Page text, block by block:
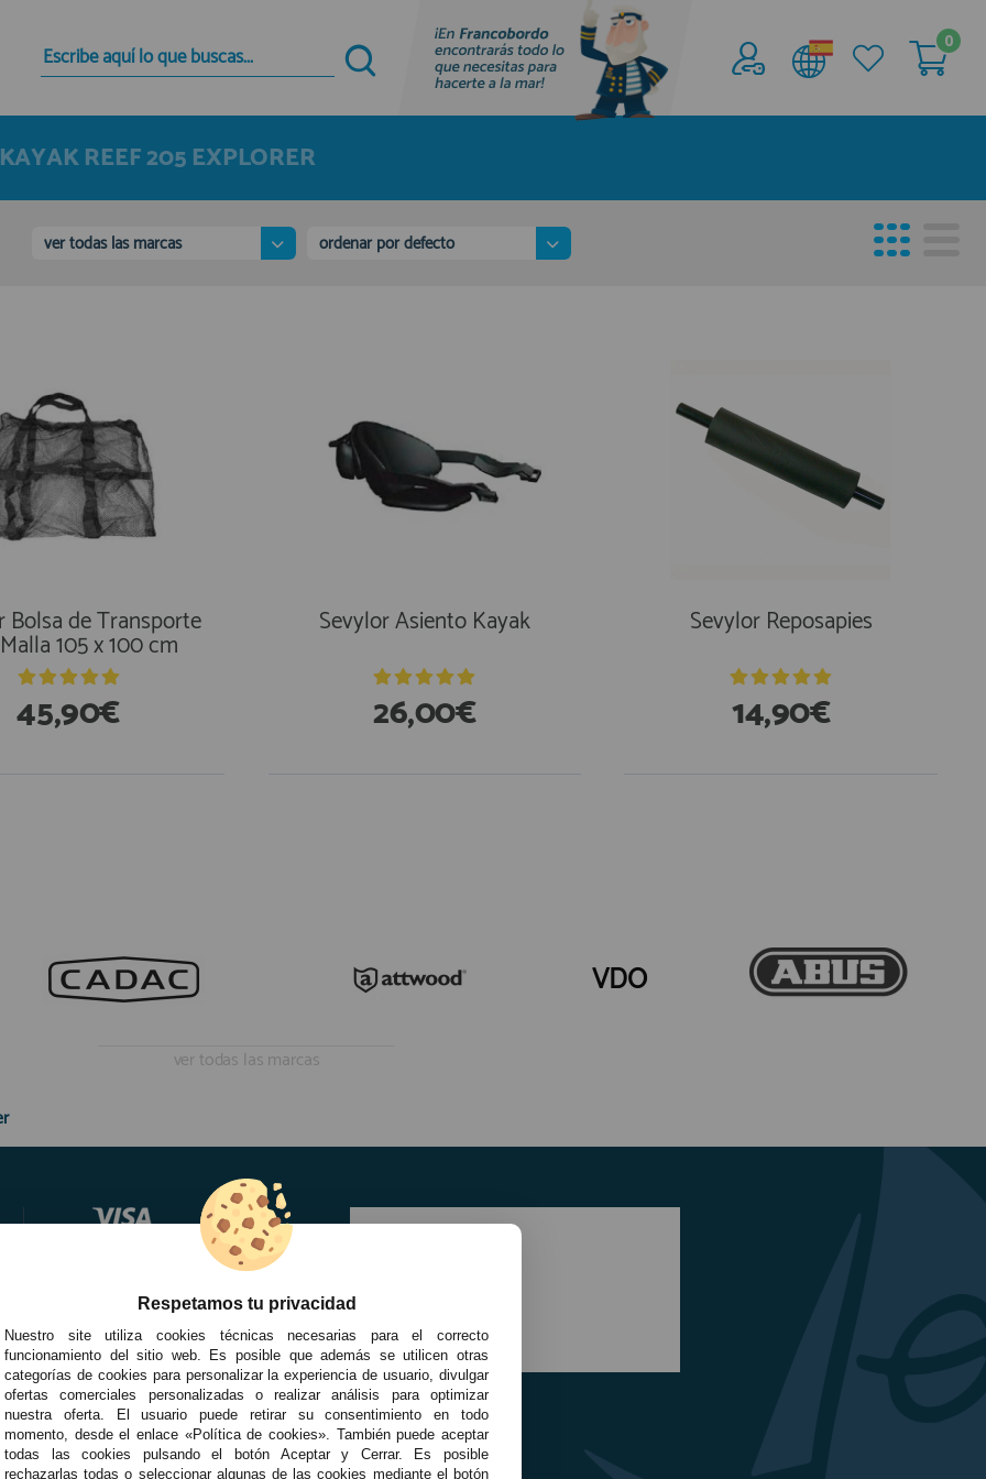
Quiero registrarme
Nuevo cliente
Al crear una cuenta en francobordo.com podrás
tienda virtual, revisar el estado de tus pedidos y
consultar tus operaciones anteriores.
Acceder al
Área profesionales
Únete ya a los mas de de 500 Profesionales de
la Náutica
0
KAYAK REEF 205 EXPLORER
ver todas las marcas ordenar por defecto
Bolsa de Transporte
105 x 100 cm
45,90€
Sevylor Asiento Kayak
26,00€
Sevylor Reposapies
14,90€
VDO
ver todas las marcas
Respetamos tu privacidad
Nuestro site utiliza cookies técnicas necesarias para el correcto
funcionamiento del sitio web. Es posible que además se utilicen otras
categorías de cookies para personalizar la experiencia de usuario, divulgar
ofertas comerciales personalizadas o realizar análisis para optimizar
nuestra oferta. El usuario puede retirar su consentimiento en todo
momento, desde el enlace «Política de cookies». También puede aceptar
todas las cookies pulsando el botón Aceptar y Cerrar. Es posible
rechazarlas todas o seleccionar algunas de las cookies mediante el botón